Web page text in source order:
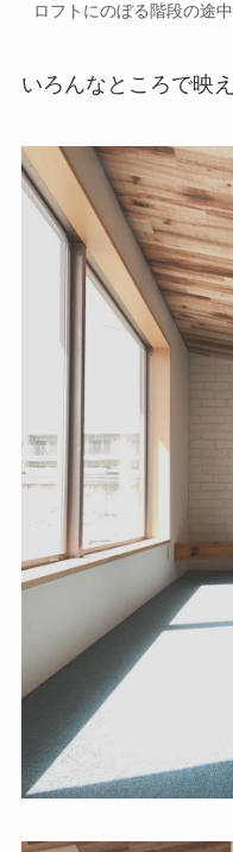
ロフトにのぼる階段の途
いろんなところで映